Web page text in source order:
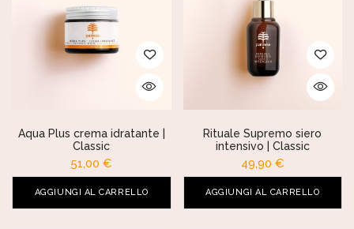
Aqua Plus crema idratante |
Classic
51,00€
AGGIUNGI AL CARRELLO
Rituale Supremo siero
intensivo | Classic
49,90 €
AGGIUNGI AL CARRELLO